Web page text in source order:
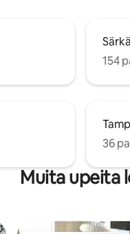
154
36
Muita upeita